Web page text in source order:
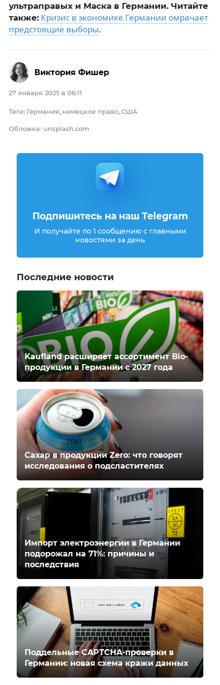
ультраправых и Маска в Германии. Читайте
также: Кризис в экономике Германии омрачает
предстоящие выборы.
27 января 2025 в 06:11
Теги: Германия, немецкое право,США
Обложка: unsplash.com
Виктория Фишер
Подпишитесь на наш Telegram
И получайте по 1 сообщению с главными
новостями за день
Последние новости
Kaufland расширяет ассортимент Bio-
продукции в Германии с 2027 года
Сахар в продукции Zero: что говорят
исследования о подсластителях
Импорт электроэнергии в Германии
подорожал на 71%: причины и
последствия
Поддельные CAPTCHA-проверки в
Германии: новая схема кражи данных